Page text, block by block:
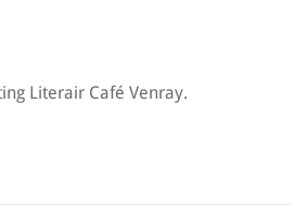
Literair Café Venray.